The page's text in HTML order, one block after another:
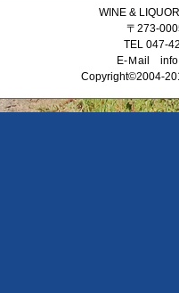
WINE &
〒273-
TEL 047-
E-Ｍail
Copyright©2004-